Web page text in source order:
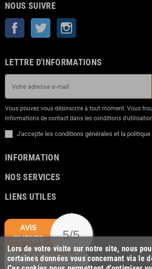
NOUS SUIVRE
Facebook Twitter
LETTRE D'INFORMATIONS
Vous pouvez vous désinscrire à tout moment. Vous
informations de contact dans les conditions
J'accepte les conditions générales et la
INFORMATION
NOS SERVICES
LIENS UTILES
Lors de votre visite sur notre site, nous
certaines données vous concernant via le
AVIS
CLIENTS
5/5